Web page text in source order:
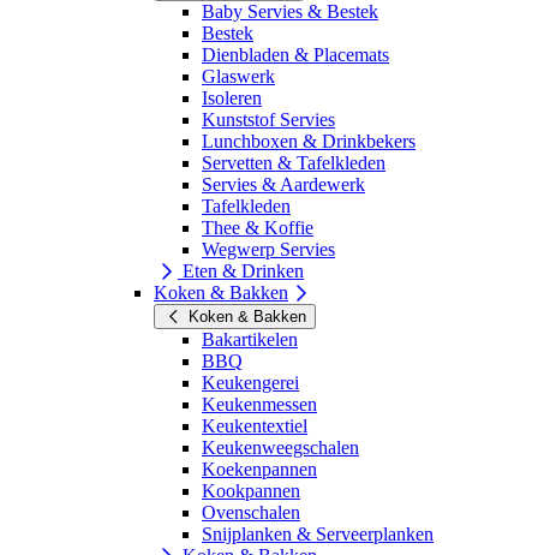
Baby Servies & Bestek
Bestek
Dienbladen & Placemats
Glaswerk
Isoleren
Kunststof Servies
Lunchboxen & Drinkbekers
Servetten & Tafelkleden
Servies & Aardewerk
Tafelkleden
Thee & Koffie
Wegwerp Servies
Eten & Drinken
Koken & Bakken
Koken & Bakken
Bakartikelen
BBQ
Keukengerei
Keukenmessen
Keukentextiel
Keukenweegschalen
Koekenpannen
Kookpannen
Ovenschalen
Snijplanken & Serveerplanken